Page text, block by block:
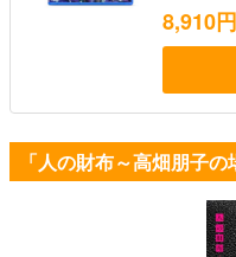
8,910円
「人の財布～高畑朋子